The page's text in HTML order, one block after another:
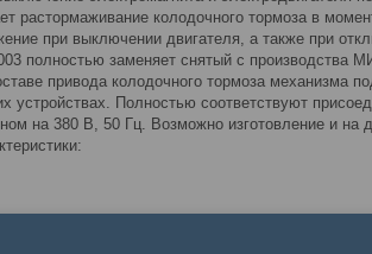
растормаживание колодочного тормоза в
при выключении двигателя, а также при
полностью заменяет снятый с производства
привода колодочного тормоза механизма
устройствах. Полностью соответствуют
на 380 В, 50 Гц. Возможно изготовление и на